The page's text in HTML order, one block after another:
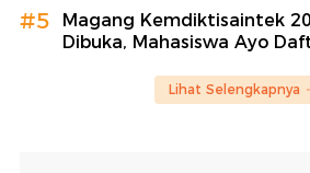
#5
Magang Kemdiktisaintek
Dibuka, Mahasiswa Ayo
Lihat Selengkapnya